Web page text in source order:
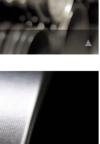
Gi de doble